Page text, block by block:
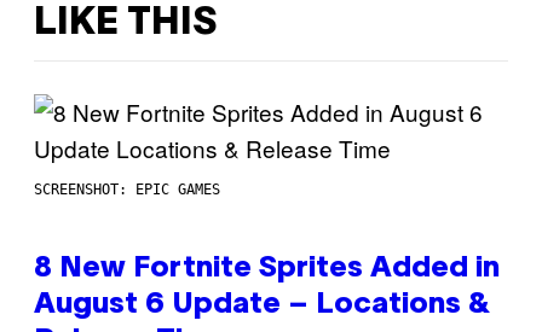
LIKE THIS
SCREENSHOT: EPIC GAMES
8 New Fortnite Sprites Added in
August 6 Update – Locations &